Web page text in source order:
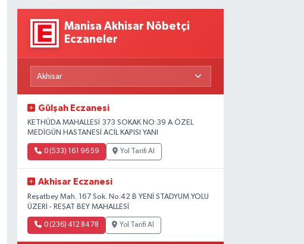
Manisa Akhisar Nöbetçi
Eczaneler
Gülşah Eczanesi
KETHÜDA MAHALLESİ 373 SOKAK NO:39 A ÖZEL
MEDİGÜN HASTANESİ ACİL KAPISI YANI
0 (533) 161 96 59 Yol Tarifi Al
Akhisar Eczanesi
Reşatbey Mah. 167 Sok. No:42 B YENİ STADYUM YOLU
ÜZERİ - REŞAT BEY MAHALLESİ
0 (236) 412 84 78 Yol Tarifi Al